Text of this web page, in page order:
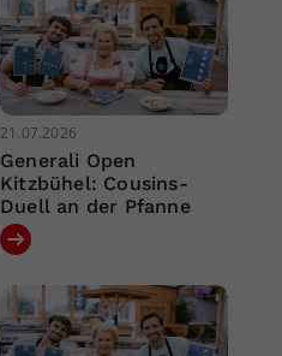
21.07.2026
Generali Open
Kitzbühel: Cousins-
Duell an der Pfanne